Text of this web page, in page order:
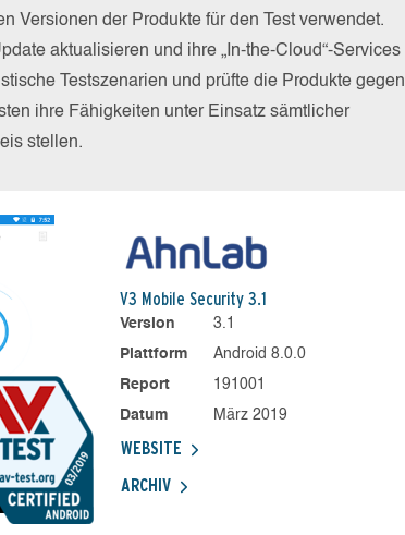
Versionen der Produkte für den Test verwendet.
aktualisieren und ihre „In-the-Cloud“-Services
Testszenarien und prüfte die Produkte gegen
ihre Fähigkeiten unter Einsatz sämtlicher
stellen.
V3 Mobile Security 3.1
Version
3.1
Plattform
Android 8.0.0
Report
191001
Datum
März 2019
WEBSITE
ARCHIV